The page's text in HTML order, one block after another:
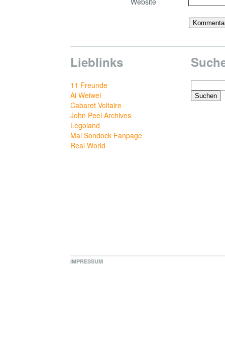
Lieblinks
11 Freunde
Ai Weiwei
Cabaret Voltaire
John Peel Archives
Legoland
Mal Sondock Fanpage
Real World
Suchen
nach:
IMPRESSUM